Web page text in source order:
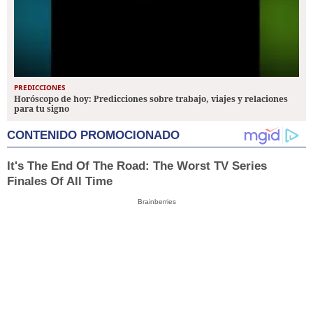
PREDICCIONES
Horóscopo de hoy: Predicciones sobre trabajo, viajes y relaciones
para tu signo
CONTENIDO PROMOCIONADO
It's The End Of The Road: The Worst TV Series
Finales Of All Time
Brainberries